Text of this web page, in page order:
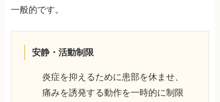
一般的です。
安静・活動制限
炎症を抑えるために患部を休ませ、
痛みを誘発する動作を一時的に制限